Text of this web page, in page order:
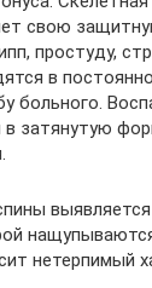
свою
простуду,
в
больного.
затянутую
выявляется
нетерпимый